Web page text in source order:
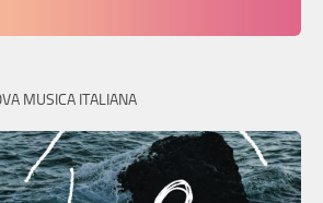
MUSICA ITALIANA